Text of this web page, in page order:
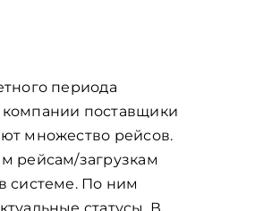
периода
поставщики
множество рейсов.
рейсам/загрузкам
системе. По ним